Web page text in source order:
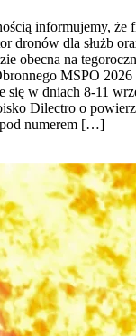
informujemy, że
dronów dla służb
obecna na
MSPO
się w dniach 8-11
Dilectro o
numerem […]